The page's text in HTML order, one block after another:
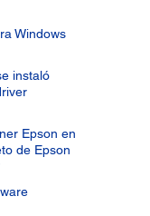
Windows
instaló
Epson en
de Epson